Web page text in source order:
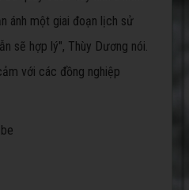
ánh một giai đoạn lịch sử
sẽ hợp lý", Thùy Dương nói.
với các đồng nghiệp